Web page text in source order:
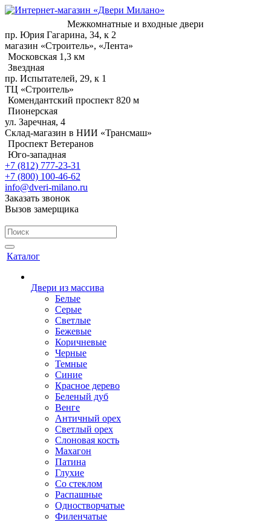
Межкомнатные и входные двери
пр. Юрия Гагарина, 34, к 2
магазин «Строитель», «Лента»
Московская 1,3 км
Звездная
пр. Испытателей, 29, к 1
ТЦ «Строитель»
Комендантский проспект 820 м
Пионерская
ул. Заречная, 4
Склад-магазин в НИИ «Трансмаш»
Проспект Ветеранов
Юго-западная
+7 (812) 777-23-31
+7 (800) 100-46-62
info@dveri-milano.ru
Заказать звонок
Вызов замерщика
Каталог
Двери из массива
Белые
Серые
Светлые
Бежевые
Коричневые
Черные
Темные
Синие
Красное дерево
Беленый дуб
Венге
Античный орех
Светлый орех
Слоновая кость
Махагон
Патина
Глухие
Со стеклом
Распашные
Одностворчатые
Филенчатые